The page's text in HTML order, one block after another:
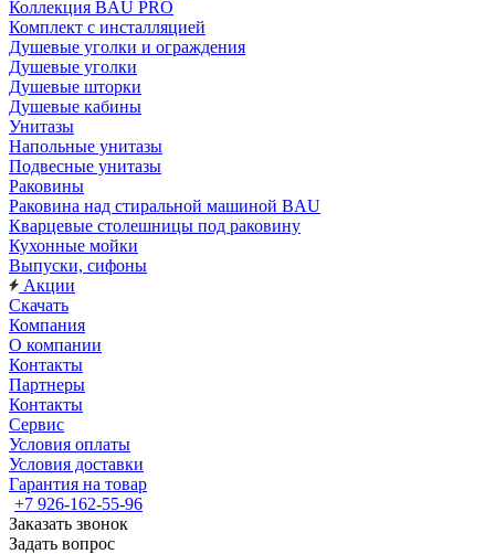
Коллекция BAU PRO
Комплект с инсталляцией
Душевые уголки и ограждения
Душевые уголки
Душевые шторки
Душевые кабины
Унитазы
Напольные унитазы
Подвесные унитазы
Раковины
Раковина над стиральной машиной BAU
Кварцевые столешницы под раковину
Кухонные мойки
Выпуски, сифоны
Акции
Скачать
Компания
О компании
Контакты
Партнеры
Контакты
Сервис
Условия оплаты
Условия доставки
Гарантия на товар
+7 926-162-55-96
Заказать звонок
Задать вопрос